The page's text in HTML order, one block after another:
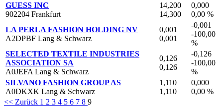
GUESS INC
902204 Frankfurt
14,200
14,300
0,000
0,00 %
LA PERLA FASHION HOLDING NV
A2DPBF Lang & Schwarz
0,001
0,001
-0,001
-100,00
%
SELECTED TEXTILE INDUSTRIES
ASSOCIATION SA
A0JEFA Lang & Schwarz
0,126
0,126
-0,126
-100,00
%
SILVANO FASHION GROUP AS
A0DKXK Lang & Schwarz
1,110
1,110
0,000
0,00 %
<< Zurück 1 2 3 4 5 6 7 8 9